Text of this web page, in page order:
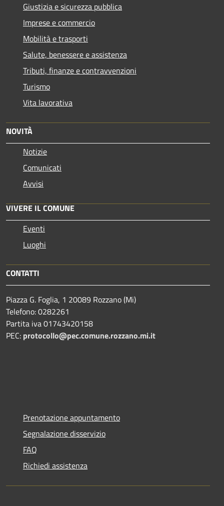
Giustizia e sicurezza pubblica
Imprese e commercio
Mobilità e trasporti
Salute, benessere e assistenza
Tributi, finanze e contravvenzioni
Turismo
Vita lavorativa
NOVITÀ
Notizie
Comunicati
Avvisi
VIVERE IL COMUNE
Eventi
Luoghi
CONTATTI
Piazza G. Foglia, 1 20089 Rozzano (Mi)
Telefono: 0282261
Partita iva 01743420158
PEC: protocollo@pec.comune.rozzano.mi.it
Prenotazione appuntamento
Segnalazione disservizio
FAQ
Richiedi assistenza